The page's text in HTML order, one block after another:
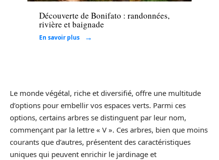
Découverte de Bonifato : randonnées,
rivière et baignade
En savoir plus
Le monde végétal, riche et diversifié, offre une multitude
d’options pour embellir vos espaces verts. Parmi ces
options, certains arbres se distinguent par leur nom,
commençant par la lettre « V ». Ces arbres, bien que moins
courants que d’autres, présentent des caractéristiques
uniques qui peuvent enrichir le jardinage et